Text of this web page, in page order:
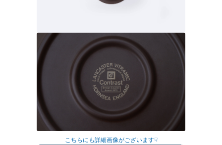
こちらにも詳細画像がございます☟